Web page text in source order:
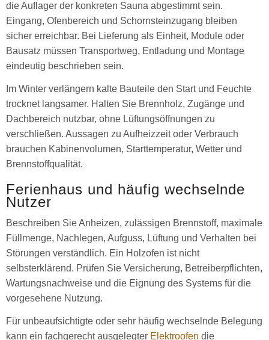
die Auflager der konkreten Sauna abgestimmt sein.
Eingang, Ofenbereich und Schornsteinzugang bleiben
sicher erreichbar. Bei Lieferung als Einheit, Module oder
Bausatz müssen Transportweg, Entladung und Montage
eindeutig beschrieben sein.
Im Winter verlängern kalte Bauteile den Start und Feuchte
trocknet langsamer. Halten Sie Brennholz, Zugänge und
Dachbereich nutzbar, ohne Lüftungsöffnungen zu
verschließen. Aussagen zu Aufheizzeit oder Verbrauch
brauchen Kabinenvolumen, Starttemperatur, Wetter und
Brennstoffqualität.
Ferienhaus und häufig wechselnde
Nutzer
Beschreiben Sie Anheizen, zulässigen Brennstoff, maximale
Füllmenge, Nachlegen, Aufguss, Lüftung und Verhalten bei
Störungen verständlich. Ein Holzofen ist nicht
selbsterklärend. Prüfen Sie Versicherung, Betreiberpflichten,
Wartungsnachweise und die Eignung des Systems für die
vorgesehene Nutzung.
Für unbeaufsichtigte oder sehr häufig wechselnde Belegung
kann ein fachgerecht ausgelegter Elektroofen die